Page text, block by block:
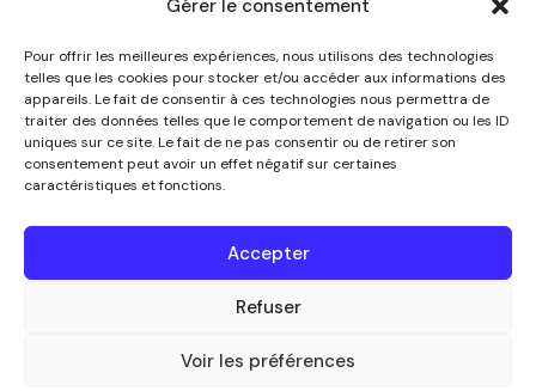
Gérer le consentement
Pour offrir les meilleures expériences, nous utilisons des technologies
telles que les cookies pour stocker et/ou accéder aux informations des
appareils. Le fait de consentir à ces technologies nous permettra de
traiter des données telles que le comportement de navigation ou les ID
uniques sur ce site. Le fait de ne pas consentir ou de retirer son
consentement peut avoir un effet négatif sur certaines
caractéristiques et fonctions.
Accepter
Refuser
Voir les préférences
NOTRE GROUPE
ACCUEIL
AMILCAR TRAVEL CLUB
CLUB AMILCAR, Club d'affaires international
AGENCE MEDIANE
CONTACT
+33 7 49 60 92 02